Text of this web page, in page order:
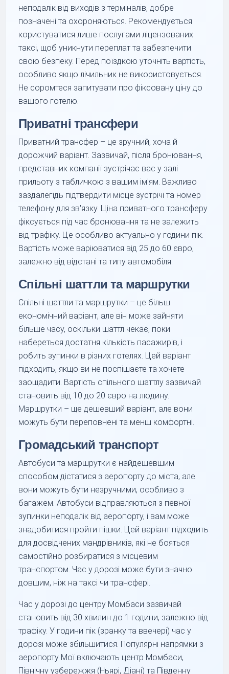
неподалік від виходів з терміналів, добре
позначені та охороняються. Рекомендується
користуватися лише послугами ліцензованих
таксі, щоб уникнути переплат та забезпечити
свою безпеку. Перед поїздкою уточніть вартість,
особливо якщо лічильник не використовується.
Не соромтеся запитувати про фіксовану ціну до
вашого готелю.
Приватні трансфери
Приватний трансфер – це зручний, хоча й
дорожчий варіант. Зазвичай, після бронювання,
представник компанії зустрічає вас у залі
прильоту з табличкою з вашим ім'ям. Важливо
заздалегідь підтвердити місце зустрічі та номер
телефону для зв'язку. Ціна приватного трансферу
фіксується під час бронювання та не залежить
від трафіку. Це особливо актуально у години пік.
Вартість може варіюватися від 25 до 60 євро,
залежно від відстані та типу автомобіля.
Спільні шаттли та маршрутки
Спільні шаттли та маршрутки – це більш
економічний варіант, але він може зайняти
більше часу, оскільки шаттл чекає, поки
набереться достатня кількість пасажирів, і
робить зупинки в різних готелях. Цей варіант
підходить, якщо ви не поспішаєте та хочете
заощадити. Вартість спільного шаттлу зазвичай
становить від 10 до 20 євро на людину.
Маршрутки – ще дешевший варіант, але вони
можуть бути переповнені та менш комфортні.
Громадський транспорт
Автобуси та маршрутки є найдешевшим
способом дістатися з аеропорту до міста, але
вони можуть бути незручними, особливо з
багажем. Автобуси відправляються з певної
зупинки неподалік від аеропорту, і вам може
знадобитися пройти пішки. Цей варіант підходить
для досвідчених мандрівників, які не бояться
самостійно розбиратися з місцевим
транспортом. Час у дорозі може бути значно
довшим, ніж на таксі чи трансфері.
Час у дорозі до центру Момбаси зазвичай
становить від 30 хвилин до 1 години, залежно від
трафіку. У години пік (зранку та ввечері) час у
дорозі може збільшитися. Популярні напрямки з
аеропорту Мої включають центр Момбаси,
Північну узбережжя (Ньярі, Діані) та Південну